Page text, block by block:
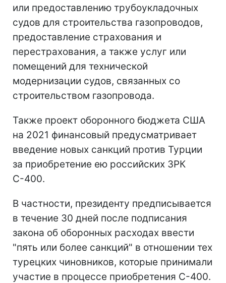
или предоставлению трубоукладочных
судов для строительства газопроводов,
предоставление страхования и
перестрахования, а также услуг или
помещений для технической
модернизации судов, связанных со
строительством газопровода.
Также проект оборонного бюджета США
на 2021 финансовый предусматривает
введение новых санкций против Турции
за приобретение ею российских ЗРК
С-400.
В частности, президенту предписывается
в течение 30 дней после подписания
закона об оборонных расходах ввести
"пять или более санкций" в отношении тех
турецких чиновников, которые принимали
участие в процессе приобретения С-400.